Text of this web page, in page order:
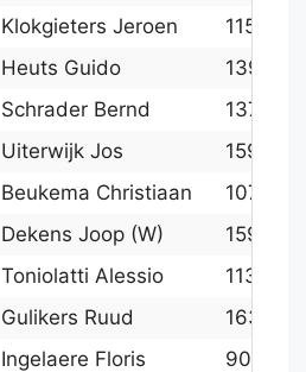
Klokgieters Jeroen 1150
Heuts Guido 1397
Schrader Bernd 1372
Uiterwijk Jos 1598
Beukema Christiaan 1071
Dekens Joop (W) 1595
Toniolatti Alessio 1139
Gulikers Ruud 1631
Ingelaere Floris 900